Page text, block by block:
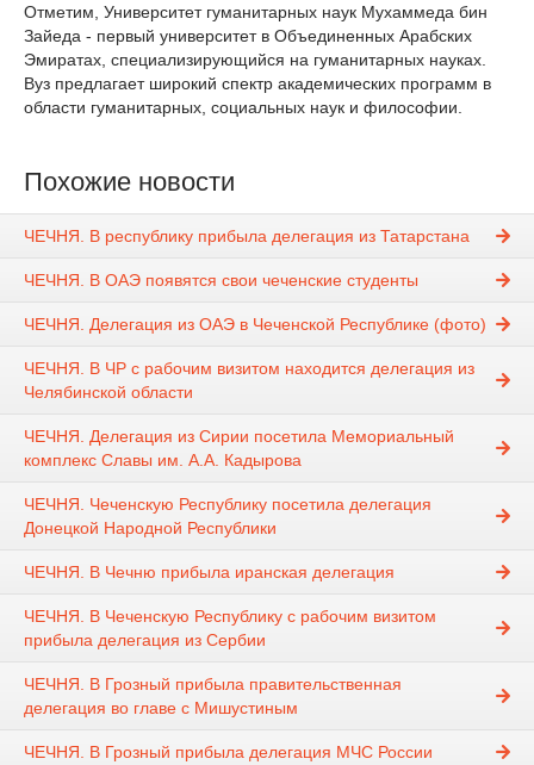
Отметим, Университет гуманитарных наук Мухаммеда бин
Зайеда - первый университет в Объединенных Арабских
Эмиратах, специализирующийся на гуманитарных науках.
Вуз предлагает широкий спектр академических программ в
области гуманитарных, социальных наук и философии.
Похожие новости
ЧЕЧНЯ. В республику прибыла делегация из Татарстана
ЧЕЧНЯ. В ОАЭ появятся свои чеченские студенты
ЧЕЧНЯ. Делегация из ОАЭ в Чеченской Республике (фото)
ЧЕЧНЯ. В ЧР с рабочим визитом находится делегация из
Челябинской области
ЧЕЧНЯ. Делегация из Сирии посетила Мемориальный
комплекс Славы им. А.А. Кадырова
ЧЕЧНЯ. Чеченскую Республику посетила делегация
Донецкой Народной Республики
ЧЕЧНЯ. В Чечню прибыла иранская делегация
ЧЕЧНЯ. В Чеченскую Республику с рабочим визитом
прибыла делегация из Сербии
ЧЕЧНЯ. В Грозный прибыла правительственная
делегация во главе с Мишустиным
ЧЕЧНЯ. В Грозный прибыла делегация МЧС России